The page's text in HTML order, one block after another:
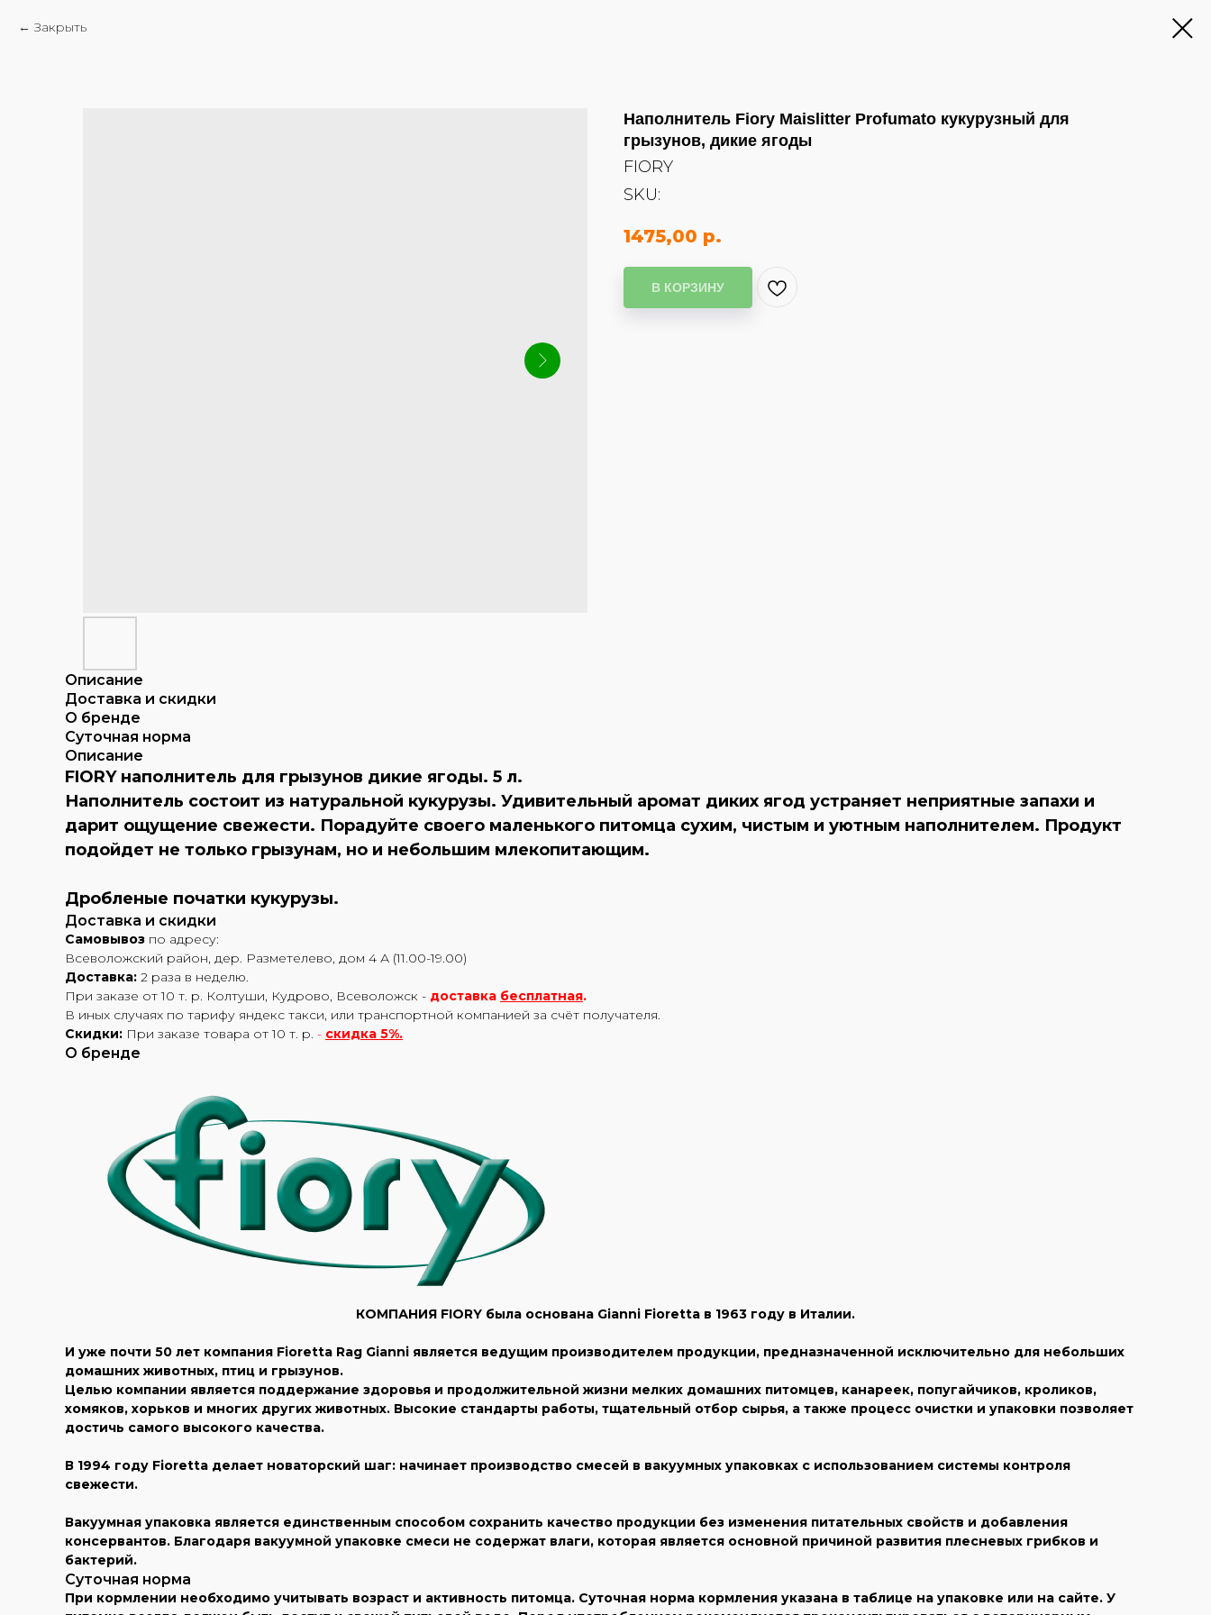
Закрыть
Наполнитель Fiory Maislitter Profumato кукурузный для
грызунов, дикие ягоды
FIORY
SKU:
1475,00 р.
В КОРЗИНУ
Описание
Доставка и скидки
О бренде
Суточная норма
Описание
FIORY наполнитель для грызунов дикие ягоды. 5 л.
Наполнитель состоит из натуральной кукурузы. Удивительный аромат диких ягод устраняет неприятные запахи и
дарит ощущение свежести. Порадуйте своего маленького питомца сухим, чистым и уютным наполнителем. Продукт
подойдет не только грызунам, но и небольшим млекопитающим.
Дробленые початки кукурузы.
Доставка и скидки
Самовывоз по адресу:
Всеволожский район, дер. Разметелево, дом 4 А (11.00-19.00)
Доставка: 2 раза в неделю.
При заказе от 10 т. р. Колтуши, Кудрово, Всеволожск - доставка бесплатная.
В иных случаях по тарифу яндекс такси, или транспортной компанией за счёт получателя.
Скидки: При заказе товара от 10 т. р. - скидка 5%.
О бренде
КОМПАНИЯ FIORY была основана Gianni Fioretta в 1963 году в Италии.
И уже почти 50 лет компания Fioretta Rag Gianni является ведущим производителем продукции, предназначенной исключительно для небольших
домашних животных, птиц и грызунов.
Целью компании является поддержание здоровья и продолжительной жизни мелких домашних питомцев, канареек, попугайчиков, кроликов,
хомяков, хорьков и многих других животных. Высокие стандарты работы, тщательный отбор сырья, а также процесс очистки и упаковки позволяет
достичь самого высокого качества.
В 1994 году Fioretta делает новаторский шаг: начинает производство смесей в вакуумных упаковках с использованием системы контроля
свежести.
Вакуумная упаковка является единственным способом сохранить качество продукции без изменения питательных свойств и добавления
консервантов. Благодаря вакуумной упаковке смеси не содержат влаги, которая является основной причиной развития плесневых грибков и
бактерий.
Суточная норма
При кормлении необходимо учитывать возраст и активность питомца. Суточная норма кормления указана в таблице на упаковке или на сайте. У